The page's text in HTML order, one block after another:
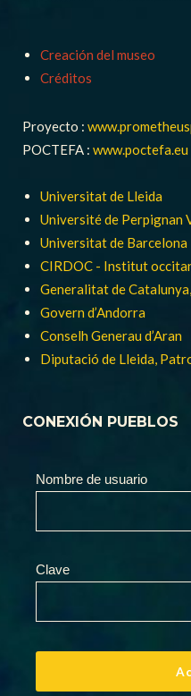
Creación del museo
Créditos
Proyecto :
POCTEFA : www.poctefa.eu
Universitat de Lleida
Université de Perpignan
Universitat de Barcelona
CIRDOC - Institut
Generalitat de
Govern d’Andorra
Conselh Generau d’Aran
Diputació de Lleida,
CONEXIÓN PUEBLOS
Nombre de usuario
Clave